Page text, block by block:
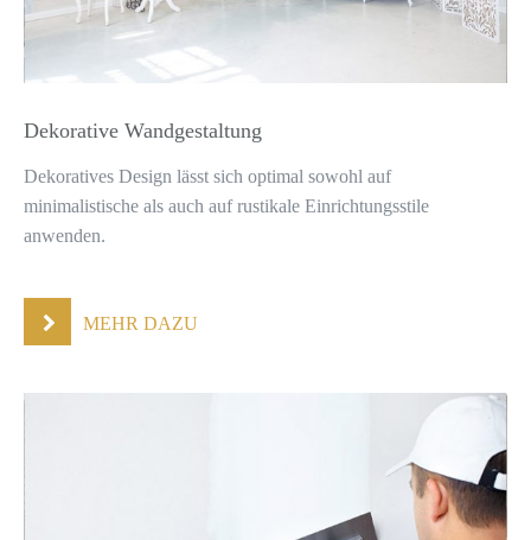
Dekorative Wandgestaltung
Dekoratives Design lässt sich optimal sowohl auf
minimalistische als auch auf rustikale Einrichtungsstile
anwenden.
MEHR DAZU